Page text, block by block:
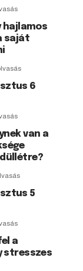
hajlamos
saját
6
van a
5
a
stresszes